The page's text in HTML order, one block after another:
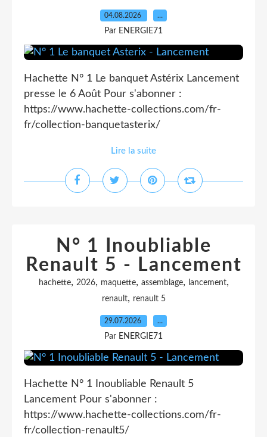
04.08.2026 …
Par ENERGIE71
Hachette N° 1 Le banquet Astérix Lancement
presse le 6 Août Pour s'abonner :
https://www.hachette-collections.com/fr-
fr/collection-banquetasterix/
Lire la suite
N° 1 Inoubliable
Renault 5 - Lancement
hachette, 2026, maquette, assemblage, lancement,
renault, renault 5
29.07.2026 …
Par ENERGIE71
Hachette N° 1 Inoubliable Renault 5
Lancement Pour s'abonner :
https://www.hachette-collections.com/fr-
fr/collection-renault5/